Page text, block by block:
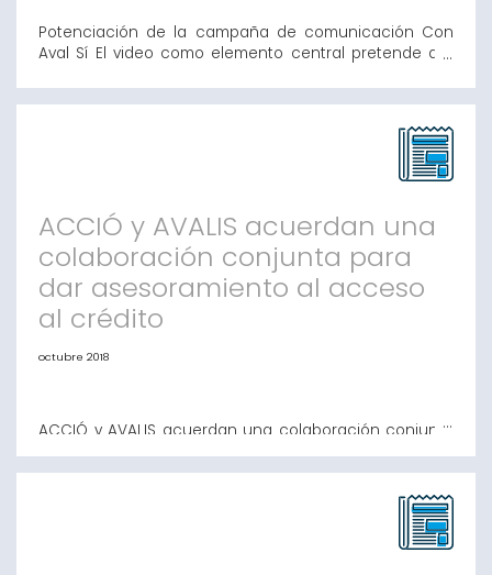
Potenciación de la campaña de comunicación Con
Aval Sí El video como elemento central pretende dar
Sí está desarrollando una campaña de comunicación
financiación para Pymes y autónomos. El principal
ACCIÓ y AVALIS acuerdan una
colaboración conjunta para
dar asesoramiento al acceso
al crédito
octubre 2018
ACCIÓ y AVALIS acuerdan una colaboración conjunta
agencia para la competitividad de la empresa que
depende del Departament d’Empresa y Coneixement,
junto con Avalis de Catalunya, han firmado un
acuerdo de colaboración para la utilización de las
delegaciones territoriales de ACCIÓ en el territor